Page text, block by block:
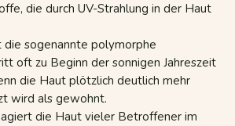
die durch UV-Strahlung in der Haut
die sogenannte polymorphe
oft zu Beginn der sonnigen Jahreszeit
die Haut plötzlich deutlich mehr
wird als gewohnt.
die Haut vieler Betroffener im